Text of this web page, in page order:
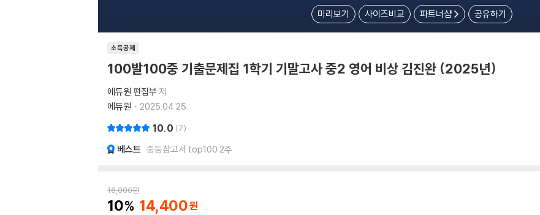
미리보기 사이즈비교 파트너샵 공유하기
소득공제
100발100중 기출문제집 1학기 기말고사 중2 영어 비상 김진완 (2025년)
에듀원 편집부 저
에듀원
2025.04.25.
10.0 7
베스트 중등참고서 top100 2주
16,000원
10 14,400